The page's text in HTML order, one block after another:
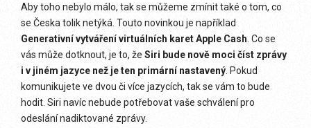
Aby toho nebylo málo, tak se můžeme zmínit také o tom, co
se Česka tolik netýká. Touto novinkou je například
Generativní vytváření virtuálních karet Apple Cash . Co se
vás může dotknout, je to, že Siri bude nově moci číst zprávy
i v jiném jazyce než je ten primární nastavený . Pokud
komunikujete ve dvou či více jazycích, tak se vám to bude
hodit. Siri navíc nebude potřebovat vaše schválení pro
odeslání nadiktované zprávy.